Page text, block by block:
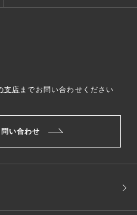
支店 までお問い合わせください
い合わせ